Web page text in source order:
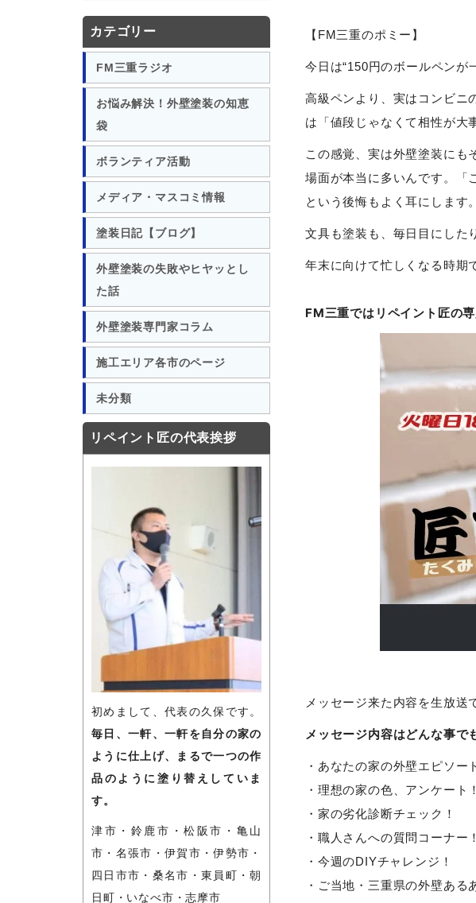
【FM三重のポミー】
今日は“150円のボールペンが
高級ペンより、実はコンビニ
は「値段じゃなくて相性が大
この感覚、実は外壁塗装にも
場面が本当に多いんです。「
という後悔もよく耳にします。
文具も塗装も、毎日目にした
年末に向けて忙しくなる時期
FM三重ではリペイント匠の
メッセージ来た内容を生放送
メッセージ内容はどんな事
・あなたの家の外壁エピソー
・理想の家の色、アンケート！
・家の劣化診断チェック！
・職人さんへの質問コーナー！
・今週のDIYチャレンジ！
・ご当地・三重県の外壁ある
カテゴリー
FM三重ラジオ
お悩み解決！外壁塗装の知恵
袋
ボランティア活動
メディア・マスコミ情報
塗装日記【ブログ】
外壁塗装の失敗やヒヤッとし
た話
外壁塗装専門家コラム
施工エリア各市のページ
未分類
リペイント匠の代表挨拶
初めまして、代表の久保です。
毎日、一軒、一軒を自分の家の
ように仕上げ、まるで一つの作
品のように塗り替えしていま
す。
津市・鈴鹿市・松阪市・亀山
市・名張市・伊賀市・伊勢市・
四日市市・桑名市・東員町・朝
日町・いなべ市・志摩市